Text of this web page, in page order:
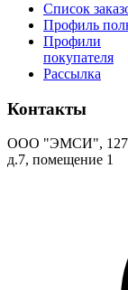
Список
Профиль
Профили
покупателя
Рассылка
Контакты
ООО "ЭМСИ",
д.7, помещение 1